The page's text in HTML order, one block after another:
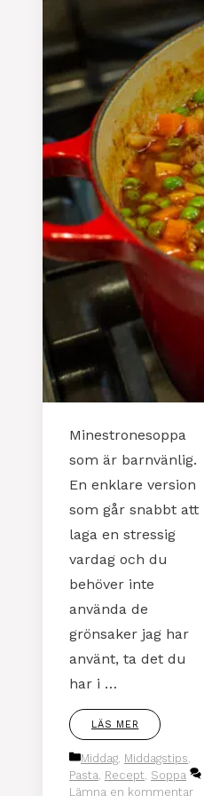
Minestronesoppa
som är barnvänlig.
En enklare version
som går snabbt att
laga en stressig
vardag och du
behöver inte
använda de
grönsaker jag har
använt, ta det du
har i …
LÄS MER
Kategorier
Middag Middagstips
Pasta Recept Soppa
Lämna en kommentar